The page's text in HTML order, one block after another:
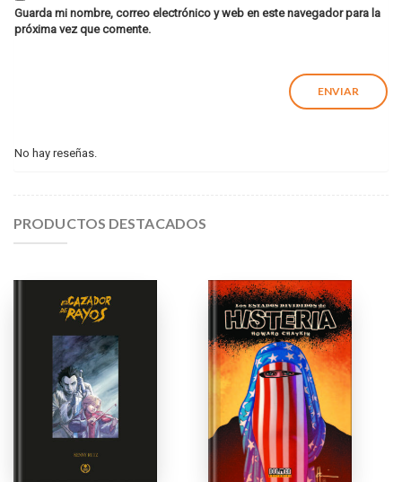
Guarda mi nombre, correo electrónico y web en este navegador para la
próxima vez que comente.
No hay reseñas.
PRODUCTOS DESTACADOS